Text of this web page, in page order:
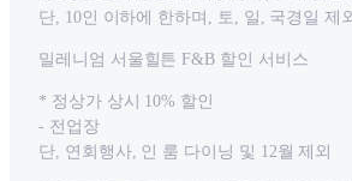
단, 10인 이하에 한하며, 토, 일, 국경일 제외
밀레니엄 서울힐튼 F&B 할인 서비스
* 정상가 상시 10% 할인
- 전업장
단, 연회행사, 인 룸 다이닝 및 12월 제외